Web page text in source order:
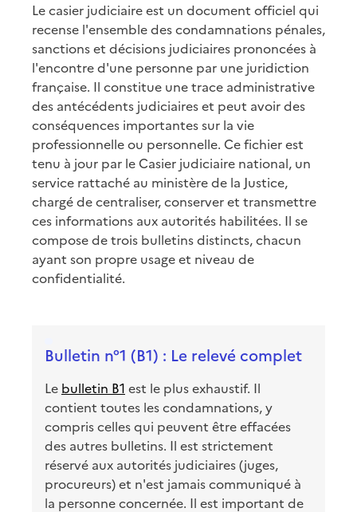
Le casier judiciaire est un document officiel qui
recense l'ensemble des condamnations pénales,
sanctions et décisions judiciaires prononcées à
l'encontre d'une personne par une juridiction
française. Il constitue une trace administrative
des antécédents judiciaires et peut avoir des
conséquences importantes sur la vie
professionnelle ou personnelle. Ce fichier est
tenu à jour par le Casier judiciaire national, un
service rattaché au ministère de la Justice,
chargé de centraliser, conserver et transmettre
ces informations aux autorités habilitées. Il se
compose de trois bulletins distincts, chacun
ayant son propre usage et niveau de
confidentialité.
Bulletin n°1 (B1) : Le relevé complet
Le bulletin B1 est le plus exhaustif. Il
contient toutes les condamnations, y
compris celles qui peuvent être effacées
des autres bulletins. Il est strictement
réservé aux autorités judiciaires (juges,
procureurs) et n'est jamais communiqué à
la personne concernée. Il est important de